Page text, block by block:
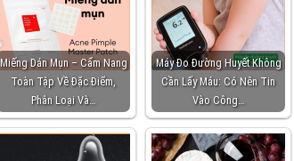
Miếng Dán Mụn – Cẩm Nang
Toàn Tập Về Đặc Điểm,
Phân Loại Và…
Máy Đo Đường Huyết Không
Cần Lấy Máu: Có Nên Tin
Vào Công…